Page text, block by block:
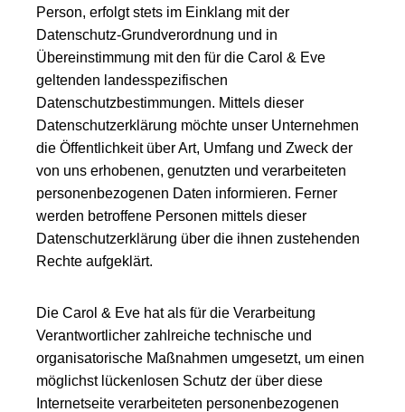
Person, erfolgt stets im Einklang mit der
Datenschutz-Grundverordnung und in
Übereinstimmung mit den für die Carol & Eve
geltenden landesspezifischen
Datenschutzbestimmungen. Mittels dieser
Datenschutzerklärung möchte unser Unternehmen
die Öffentlichkeit über Art, Umfang und Zweck der
von uns erhobenen, genutzten und verarbeiteten
personenbezogenen Daten informieren. Ferner
werden betroffene Personen mittels dieser
Datenschutzerklärung über die ihnen zustehenden
Rechte aufgeklärt.
Die Carol & Eve hat als für die Verarbeitung
Verantwortlicher zahlreiche technische und
organisatorische Maßnahmen umgesetzt, um einen
möglichst lückenlosen Schutz der über diese
Internetseite verarbeiteten personenbezogenen